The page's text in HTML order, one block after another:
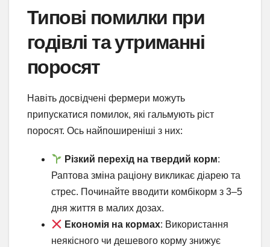
Типові помилки при
годівлі та утриманні
поросят
Навіть досвідчені фермери можуть
припускатися помилок, які гальмують ріст
поросят. Ось найпоширеніші з них:
Різкий перехід на твердий корм:
Раптова зміна раціону викликає діарею та
стрес. Починайте вводити комбікорм з 3–5
дня життя в малих дозах.
Економія на кормах: Використання
неякісного чи дешевого корму знижує